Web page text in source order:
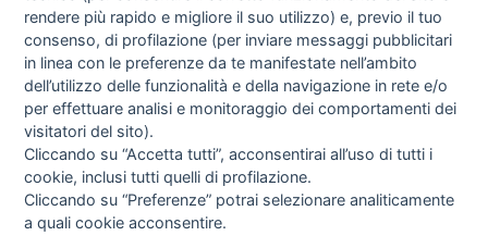
I libri Vedi tutti
FASCISTISSIMA
rendere più rapido e migliore il suo utilizzo) e, previo il tuo
consenso, di profilazione (per inviare messaggi pubblicitari
in linea con le preferenze da te manifestate nell’ambito
dell’utilizzo delle funzionalità e della navigazione in rete e/o
per effettuare analisi e monitoraggio dei comportamenti dei
visitatori del sito).
Cliccando su “Accetta tutti”, acconsentirai all’uso di tutti i
cookie, inclusi tutti quelli di profilazione.
Cliccando su “Preferenze” potrai selezionare analiticamente
a quali cookie acconsentire.